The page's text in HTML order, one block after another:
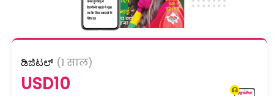
ಡಿಜಿಟಲ್ (1 साल)
USD10